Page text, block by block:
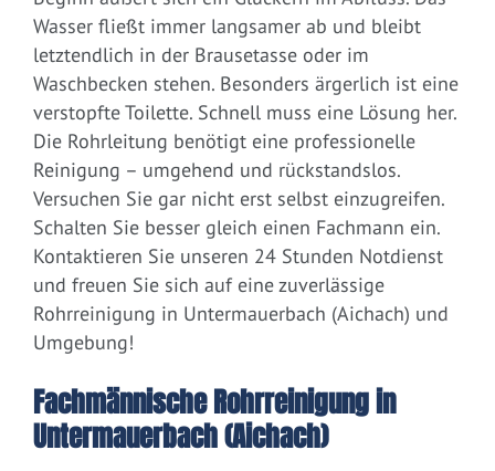
Wasser fließt immer langsamer ab und bleibt
letztendlich in der Brausetasse oder im
Waschbecken stehen. Besonders ärgerlich ist eine
verstopfte Toilette. Schnell muss eine Lösung her.
Die Rohrleitung benötigt eine professionelle
Reinigung – umgehend und rückstandslos.
Versuchen Sie gar nicht erst selbst einzugreifen.
Schalten Sie besser gleich einen Fachmann ein.
Kontaktieren Sie unseren 24 Stunden Notdienst
und freuen Sie sich auf eine zuverlässige
Rohrreinigung in Untermauerbach (Aichach) und
Umgebung!
Fachmännische Rohrreinigung in
Untermauerbach (Aichach)